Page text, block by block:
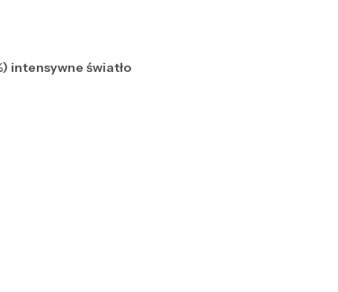
intensywne światło